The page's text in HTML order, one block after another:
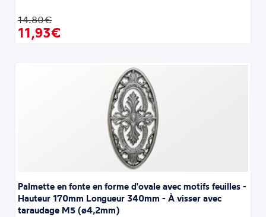
14.80€
11,93€
Palmette en fonte en forme d'ovale avec motifs feuilles -
Hauteur 170mm Longueur 340mm - À visser avec
taraudage M5 (ø4,2mm)